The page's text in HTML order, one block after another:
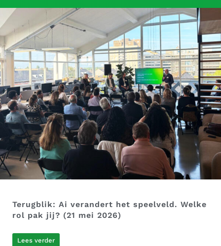
Terugblik: Ai verandert het speelveld. Welke
rol pak jij? (21 mei 2026)
Lees verder